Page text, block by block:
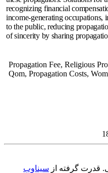
recognizing financial
income-generating occupations,
to the public, reducing
of sincerity by sharing
Propagation Fee, Religious
Qom, Propagation Costs,
قدرت گرفته از سیناوب